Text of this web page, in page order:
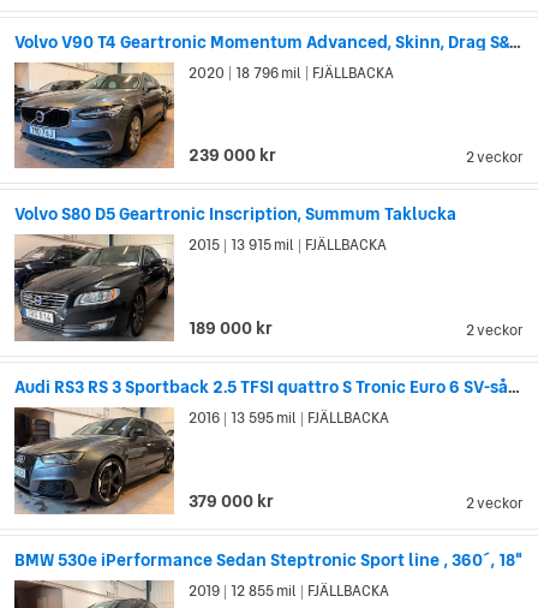
Volvo V90 T4 Geartronic Momentum Advanced, Skinn, Drag S&V hjul
2 veckor
2020 18 796 mil FJÄLLBACKA
239 000 kr
Volvo S80 D5 Geartronic Inscription, Summum Taklucka
2 veckor
2015 13 915 mil FJÄLLBACKA
189 000 kr
Audi RS3 RS 3 Sportback 2.5 TFSI quattro S Tronic Euro 6 SV-såld
2 veckor
2016 13 595 mil FJÄLLBACKA
379 000 kr
BMW 530e iPerformance Sedan Steptronic Sport line , 360´, 18"
2019 12 855 mil FJÄLLBACKA